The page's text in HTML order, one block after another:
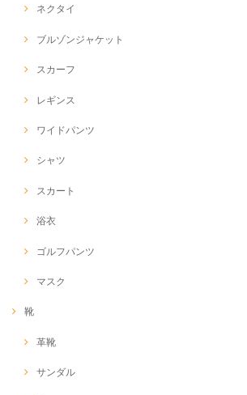
ネクタイ
ブルゾンジャケット
スカーフ
レギンス
ワイドパンツ
シャツ
スカート
浴衣
ゴルフパンツ
マスク
靴
革靴
サンダル